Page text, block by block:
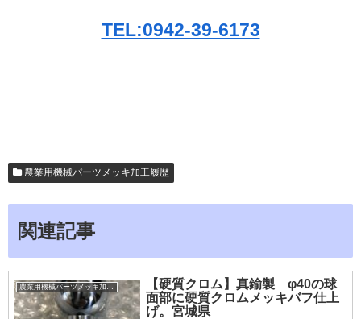
TEL:0942-39-6173
農業用機械パーツメッキ加工履歴
関連記事
【硬質クロム】真鍮製 φ40の球
面部に硬質クロムメッキバフ仕上
げ。宮城県